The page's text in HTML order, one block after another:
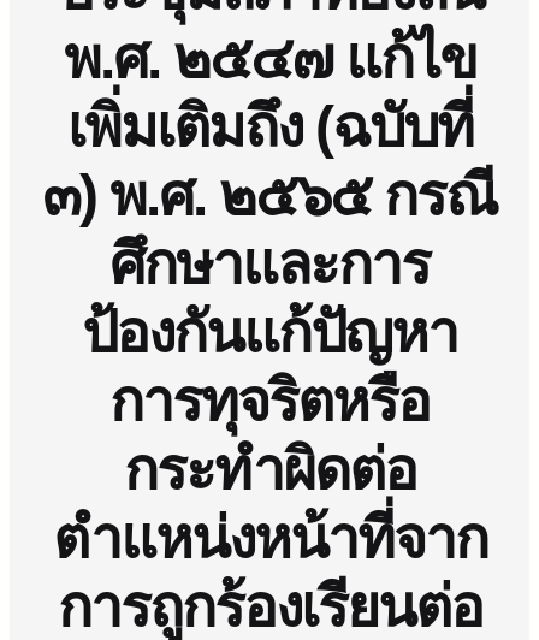
พ.ศ. ๒๕๔๗ แก้ไข
เพิ่มเติมถึง (ฉบับที่
๓) พ.ศ. ๒๕๖๕ กรณี
ศึกษาและการ
ป้องกันแก้ปัญหา
การทุจริตหรือ
กระทำผิดต่อ
ตำแหน่งหน้าที่จาก
การถูกร้องเรียนต่อ